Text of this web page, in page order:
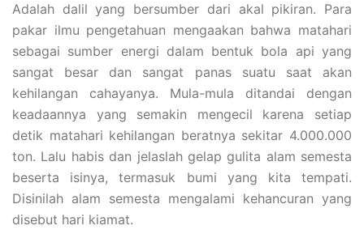
Adalah dalil yang bersumber dari akal pikiran. Para
pakar ilmu pengetahuan mengaakan bahwa matahari
sebagai sumber energi dalam bentuk bola api yang
sangat besar dan sangat panas suatu saat akan
kehilangan cahayanya. Mula-mula ditandai dengan
keadaannya yang semakin mengecil karena setiap
detik matahari kehilangan beratnya sekitar 4.000.000
ton. Lalu habis dan jelaslah gelap gulita alam semesta
beserta isinya, termasuk bumi yang kita tempati.
Disinilah alam semesta mengalami kehancuran yang
disebut hari kiamat.